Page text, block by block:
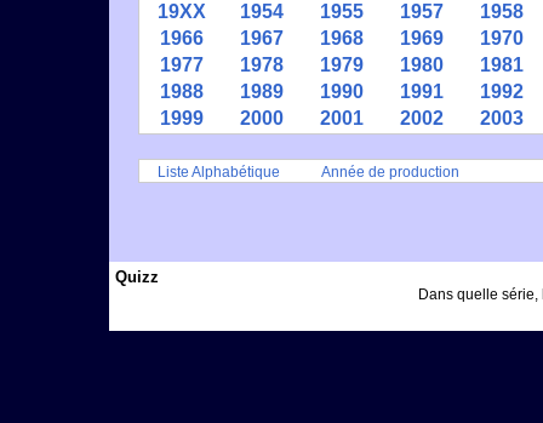
19XX 1954 1955 1957
1958
1966
1967 1968 1969
1970
1977
1978 1979 1980
1981
1988
1989 1990 1991
1992
1999
2000 2001 2002 2003
Liste Alphabétique Année de production
Quizz
Dans quelle